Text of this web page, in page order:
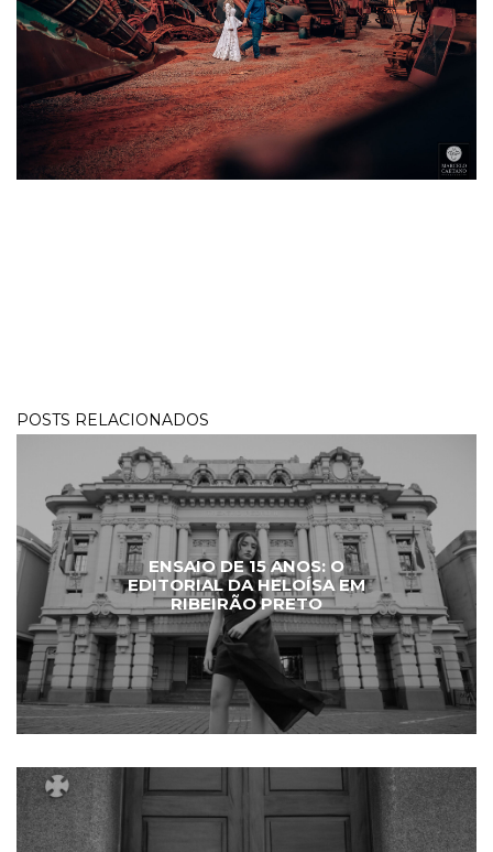
POSTS RELACIONADOS
ENSAIO DE 15 ANOS: O
EDITORIAL DA HELOÍSA EM
RIBEIRÃO PRETO